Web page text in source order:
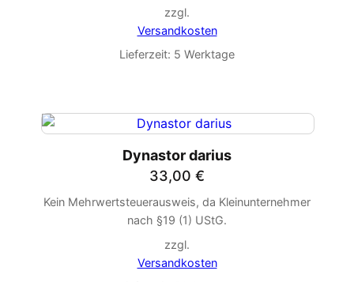
300,00 €
299,00 €.
zzgl.
Versandkosten
Lieferzeit: 5 Werktage
Dynastor darius
33,00 €
Kein Mehrwertsteuerausweis, da Kleinunternehmer
nach §19 (1) UStG.
zzgl.
Versandkosten